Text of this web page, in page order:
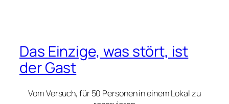
Das Einzige, was stört, ist
der Gast
Vom Versuch, für 50 Personen in einem Lokal zu